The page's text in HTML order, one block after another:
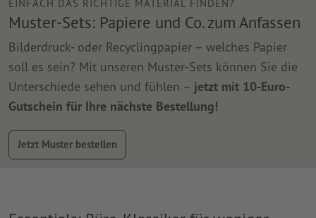
EINFACH DAS RICHTIGE MATERIAL FINDEN?
Muster-Sets: Papiere und Co. zum Anfassen
Bilderdruck- oder Recyclingpapier – welches Papier
soll es sein? Mit unseren Muster-Sets können Sie die
Unterschiede sehen und fühlen – jetzt mit 10-Euro-
Gutschein für Ihre nächste Bestellung!
Jetzt Muster bestellen